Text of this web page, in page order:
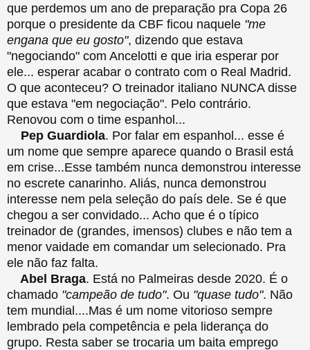
que perdemos um ano de preparação pra Copa 26
porque o presidente da CBF ficou naquele "me
engana que eu gosto", dizendo que estava
"negociando" com Ancelotti e que iria esperar por
ele... esperar acabar o contrato com o Real Madrid.
O que aconteceu? O treinador italiano NUNCA disse
que estava "em negociação". Pelo contrário.
Renovou com o time espanhol...
Pep Guardiola. Por falar em espanhol... esse é
um nome que sempre aparece quando o Brasil está
em crise...Esse também nunca demonstrou interesse
no escrete canarinho. Aliás, nunca demonstrou
interesse nem pela seleção do país dele. Se é que
chegou a ser convidado... Acho que é o típico
treinador de (grandes, imensos) clubes e não tem a
menor vaidade em comandar um selecionado. Pra
ele não faz falta.
Abel Braga. Está no Palmeiras desde 2020. É o
chamado "campeão de tudo". Ou "quase tudo". Não
tem mundial....Mas é um nome vitorioso sempre
lembrado pela competência e pela liderança do
grupo. Resta saber se trocaria um baita emprego